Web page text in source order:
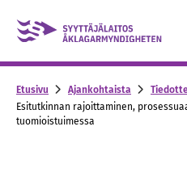
Skip to content -
Etusivu Ajankohtaista
Esitutkinnan rajoittaminen,
tuomioistuimessa